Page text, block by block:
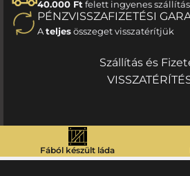
40.000 Ftfelett ingyenes szállítás
PÉNZVISSZAFIZETÉSI
Ateljesösszeget visszatérítjük
Szállítás és
Fából készült láda